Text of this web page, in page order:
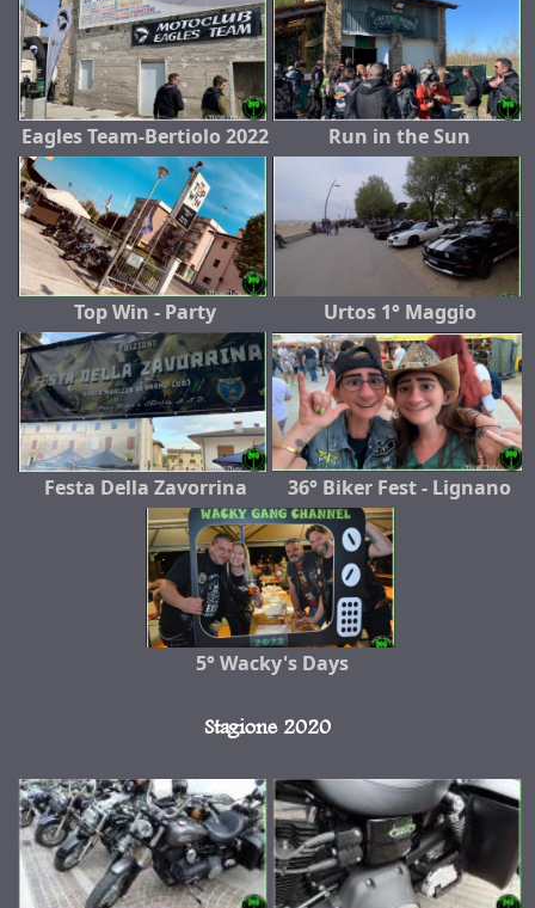
Eagles Team-Bertiolo 2022 Run in the Sun
Top Win - Party Urtos 1° Maggio
Festa Della Zavorrina 36° Biker Fest - Lignano
5° Wacky's Days
Stagione 2020